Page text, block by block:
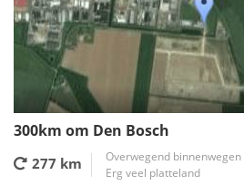
300km om Den Bosch
277 km
Overwegend binnenwegen
Erg veel platteland